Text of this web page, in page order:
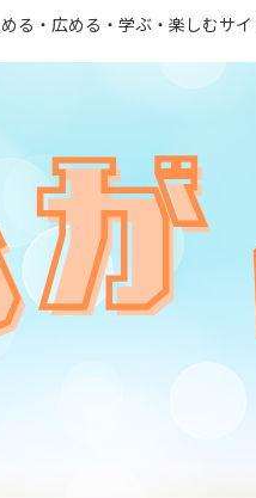
る・広める・学ぶ・楽しむサイ